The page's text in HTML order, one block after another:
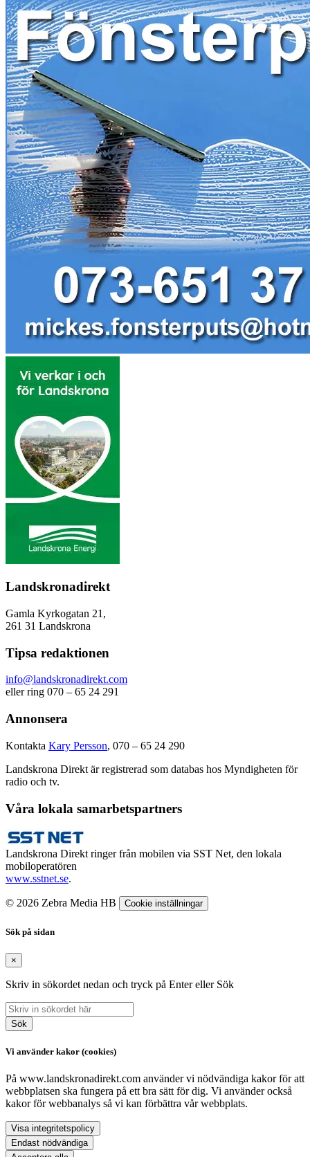
Landskronadirekt
Gamla Kyrkogatan 21,
261 31 Landskrona
Tipsa redaktionen
info@landskronadirekt.com
eller ring 070 – 65 24 291
Annonsera
Kontakta Kary Persson, 070 – 65 24 290
Landskrona Direkt är registrerad som databas hos Myndigheten för
radio och tv.
Våra lokala samarbetspartners
Landskrona Direkt ringer från mobilen via SST Net, den lokala
mobiloperatören
www.sstnet.se.
© 2026 Zebra Media HB Cookie inställningar
Sök på sidan
×
Skriv in sökordet nedan och tryck på Enter eller Sök
Sök
Vi använder kakor (cookies)
På www.landskronadirekt.com använder vi nödvändiga kakor för att
webbplatsen ska fungera på ett bra sätt för dig. Vi använder också
kakor för webbanalys så vi kan förbättra vår webbplats.
Visa integritetspolicy
Endast nödvändiga